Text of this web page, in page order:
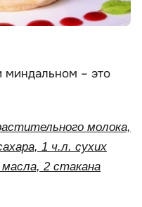
миндальном – это
молока,
1 ч.л. сухих
2 стакана